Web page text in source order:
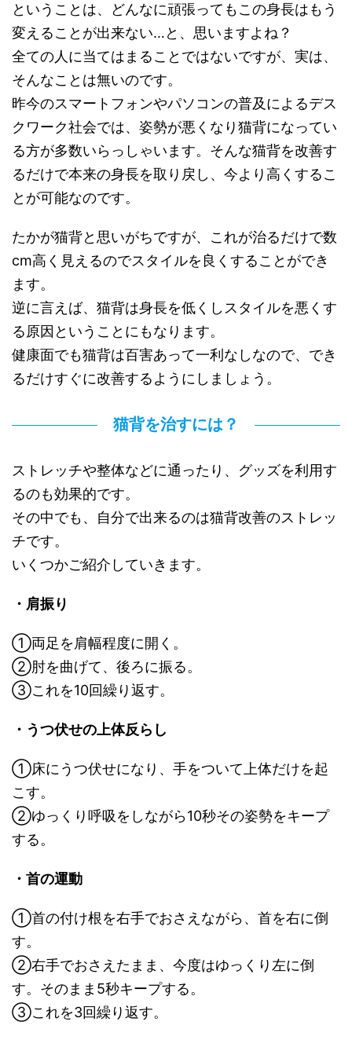
ということは、どんなに頑張ってもこの身長はもう
変えることが出来ない…と、思いますよね？
全ての人に当てはまることではないですが、実は、
そんなことは無いのです。
昨今のスマートフォンやパソコンの普及によるデス
クワーク社会では、姿勢が悪くなり猫背になってい
る方が多数いらっしゃいます。そんな猫背を改善す
るだけで本来の身長を取り戻し、今より高くするこ
とが可能なのです。
たかが猫背と思いがちですが、これが治るだけで数
cm高く見えるのでスタイルを良くすることができ
ます。
逆に言えば、猫背は身長を低くしスタイルを悪くす
る原因ということにもなります。
健康面でも猫背は百害あって一利なしなので、でき
るだけすぐに改善するようにしましょう。
猫背を治すには？
ストレッチや整体などに通ったり、グッズを利用す
るのも効果的です。
その中でも、自分で出来るのは猫背改善のストレッ
チです。
いくつかご紹介していきます。
・肩振り
①両足を肩幅程度に開く。
②肘を曲げて、後ろに振る。
③これを10回繰り返す。
・うつ伏せの上体反らし
①床にうつ伏せになり、手をついて上体だけを起
こす。
②ゆっくり呼吸をしながら10秒その姿勢をキープ
する。
・首の運動
①首の付け根を右手でおさえながら、首を右に倒
す。
②右手でおさえたまま、今度はゆっくり左に倒
す。そのまま5秒キープする。
③これを3回繰り返す。